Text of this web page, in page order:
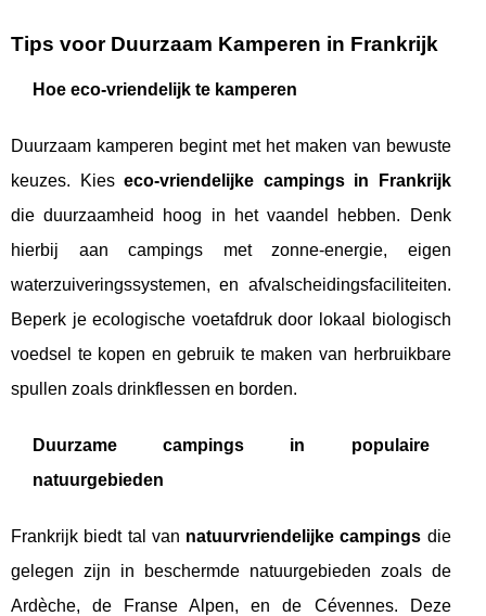
Tips voor Duurzaam Kamperen in Frankrijk
Hoe eco-vriendelijk te kamperen
Duurzaam kamperen begint met het maken van bewuste
keuzes. Kieseco-vriendelijke campings in Frankrijk
die duurzaamheid hoog in het vaandel hebben. Denk
hierbij aan campings met zonne-energie, eigen
waterzuiveringssystemen, en afvalscheidingsfaciliteiten.
Beperk je ecologische voetafdruk door lokaal biologisch
voedsel te kopen en gebruik te maken van herbruikbare
spullen zoals drinkflessen en borden.
Duurzame campings in populaire
natuurgebieden
Frankrijk biedt tal van natuurvriendelijke campings die
gelegen zijn in beschermde natuurgebieden zoals de
Ardèche, de Franse Alpen, en de Cévennes. Deze